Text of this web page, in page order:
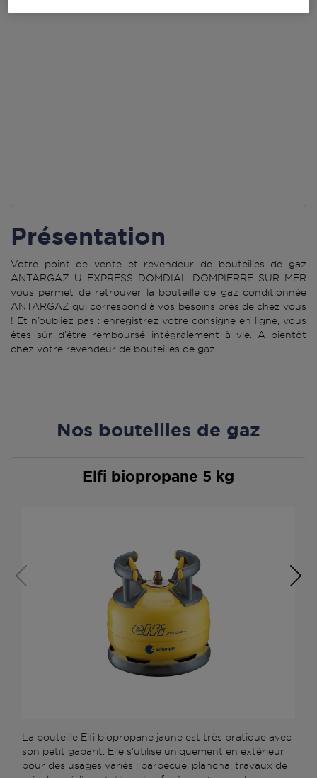
Présentation
Votre point de vente et revendeur de bouteilles de gaz
ANTARGAZ U EXPRESS DOMDIAL DOMPIERRE SUR MER
vous permet de retrouver la bouteille de gaz conditionnée
ANTARGAZ qui correspond à vos besoins près de chez vous
! Et n’oubliez pas : enregistrez votre consigne en ligne, vous
êtes sûr d’être remboursé intégralement à vie. A bientôt
chez votre revendeur de bouteilles de gaz.
Nos bouteilles de gaz
Elfi biopropane 5 kg
La bouteille Elfi biopropane jaune est très pratique avec
son petit gabarit. Elle s'utilise uniquement en extérieur
pour des usages variés : barbecue, plancha, travaux de